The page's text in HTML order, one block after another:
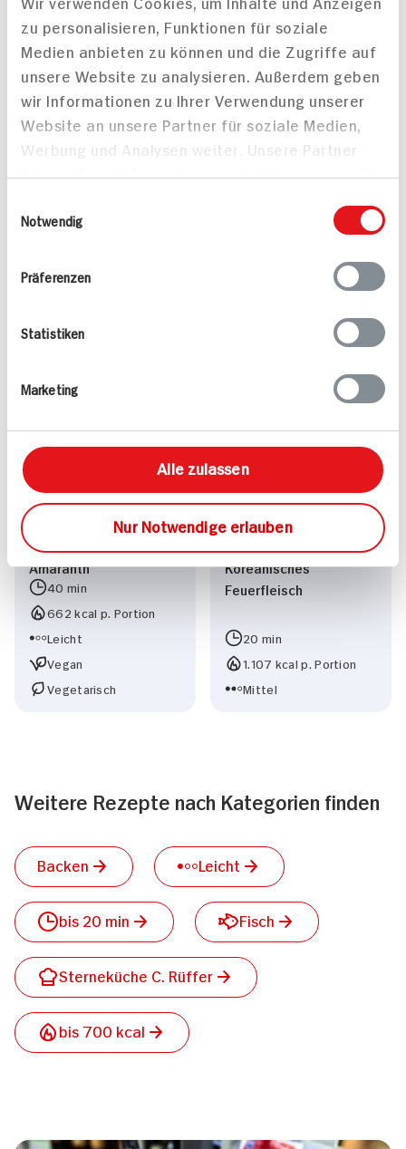
zu personalisieren, Funktionen für soziale
Medien anbieten zu können und die Zugriffe auf
unsere Website zu analysieren. Außerdem geben
wir Informationen zu Ihrer Verwendung unserer
Website an unsere Partner für soziale Medien,
Werbung und Analysen weiter. Unsere Partner
führen diese Informationen möglicherweise mit
bereitgestellt haben oder die sie im Rahmen
Notwendig
Präferenzen
Statistiken
Marketing
Alle zulassen
Nur Notwendige erlauben
PREIS
1.79
ZUM
TAGES-
PREIS
Mehr anzeigen
Alle Rezepte
Pikante Nackensteaks
Leicht
Mandel-Rotbarsch
725 kcal p. Portion
Amaranth
40 min
662 kcal p. Portion
Leicht
Vegan
Vegetarisch
Koreanisches
Feuerfleisch
20 min
1.107 kcal p. Portion
Mittel
Weitere Rezepte nach Kategorien finden
Backen Leicht
bis 20 min Fisch
Sterneküche C. Rüffer
bis 700 kcal